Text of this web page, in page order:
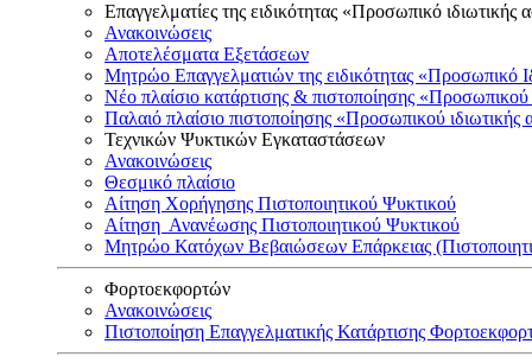
Επαγγελματίες της ειδικότητας «Προσωπικό ιδιωτικής
Ανακοινώσεις
Αποτελέσματα Εξετάσεων
Μητρώο Επαγγελματιών της ειδικότητας «Προσωπικό
Νέο πλαίσιο κατάρτισης & πιστοποίησης «Προσωπικού
Παλαιό πλαίσιο πιστοποίησης «Προσωπικού
Τεχνικών Ψυκτικών Εγκαταστάσεων
Ανακοινώσεις
Θεσμικό πλαίσιο
Αίτηση Χορήγησης Πιστοποιητικού Ψυκτικού
Αίτηση Ανανέωσης Πιστοποιητικού Ψυκτικού
Μητρώο Κατόχων Βεβαιώσεων Επάρκειας
Φορτοεκφορτών
Ανακοινώσεις
Πιστοποίηση Επαγγελματικής Κατάρτισης